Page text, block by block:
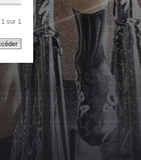
1 sur 1